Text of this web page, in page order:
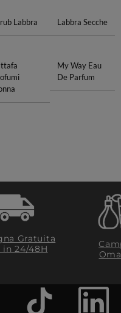
Labbra Labbra Secche
My Way Eau
De Parfum
Gratuita
in 24/48H